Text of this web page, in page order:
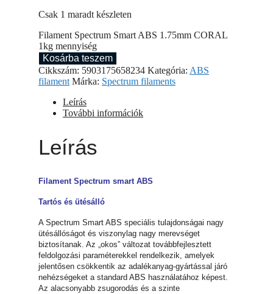
Csak 1 maradt készleten
Filament Spectrum Smart ABS 1.75mm CORAL
1kg mennyiség
Kosárba teszem
Cikkszám: 5903175658234 Kategória: ABS
filament Márka: Spectrum filaments
Leírás
További információk
Leírás
Filament Spectrum smart ABS
Tartós és ütésálló
A Spectrum Smart ABS speciális tulajdonságai nagy
ütésállóságot és viszonylag nagy merevséget
biztosítanak. Az „okos” változat továbbfejlesztett
feldolgozási paraméterekkel rendelkezik, amelyek
jelentősen csökkentik az adalékanyag-gyártással járó
nehézségeket a standard ABS használatához képest.
Az alacsonyabb zsugorodás és a szinte